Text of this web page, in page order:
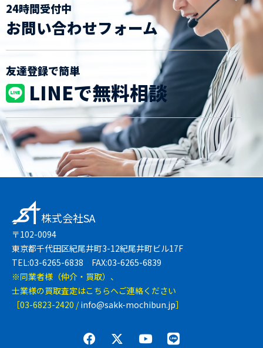
24時間受付中
お問い合わせフォーム
友達登録で簡単
LINEで無料相談
株式会社SA
〒102-0094
東京都千代田区紀尾井町3-12紀尾井町ビル17F
TEL:03-6265-6838 FAX:03-6265-6839
※同業者様（仲介・買取）、
士業様の買取査定はこちらへご連絡ください
［03-6823-2420 /info@sakk-mochibun.jp］